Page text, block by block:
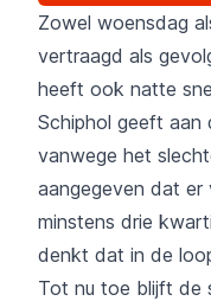
Zowel woensdag
vertraagd als
heeft ook natte
Schiphol geeft
vanwege het
aangegeven dat
minstens drie
denkt dat in de
Tot nu toe blijft de